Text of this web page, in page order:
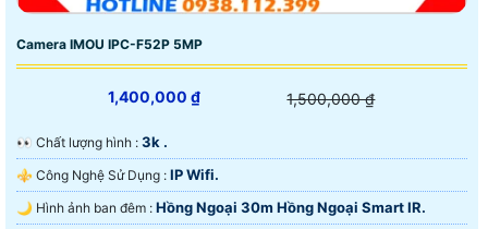
Camera IMOU IPC-F52P 5MP
1,400,000 ₫ 1,500,000 ₫
️👀 Chất lượng hình : 3k .
⚜️ Công Nghệ Sử Dụng : IP Wifi.
🌙 Hình ảnh ban đêm : Hồng Ngoại 30m Hồng Ngoại Smart IR.